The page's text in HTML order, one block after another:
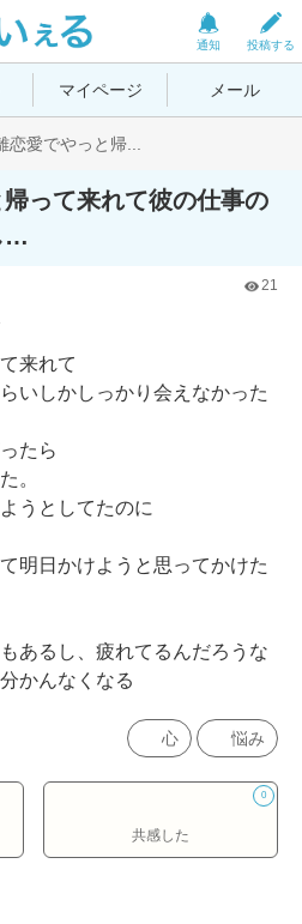
投稿する
通知
マイページ メール
恋愛でやっと帰...
って来れて彼の仕事の
…
21
来れて
いしかしっかり会えなかった
たら
。
うとしてたのに
明日かけようと思ってかけた
あるし、疲れてるんだろうな
かんなくなる
心 悩み
0
共感した